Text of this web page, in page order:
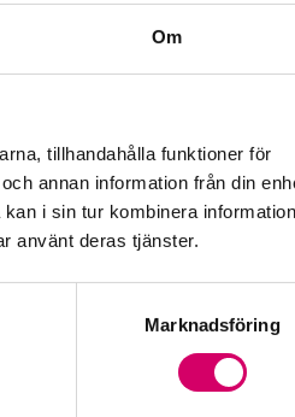
Om
tillhandahålla funktioner för
annan information från din
i sin tur kombinera
använt deras tjänster.
Marknadsföring
Följ oss i sociala medier
Öppet brev till
Framtidsutsikter i